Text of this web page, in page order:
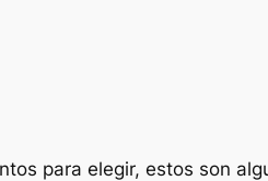
para elegir, estos son